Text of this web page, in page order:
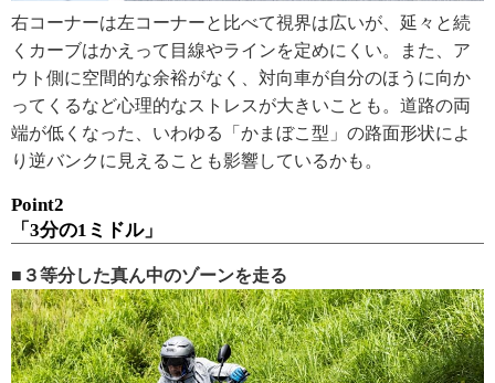
右コーナーは左コーナーと比べて視界は広いが、延々と続
くカーブはかえって目線やラインを定めにくい。また、ア
ウト側に空間的な余裕がなく、対向車が自分のほうに向か
ってくるなど心理的なストレスが大きいことも。道路の両
端が低くなった、いわゆる「かまぼこ型」の路面形状によ
り逆バンクに見えることも影響しているかも。
Point2
「3分の1ミドル」
■３等分した真ん中のゾーンを走る